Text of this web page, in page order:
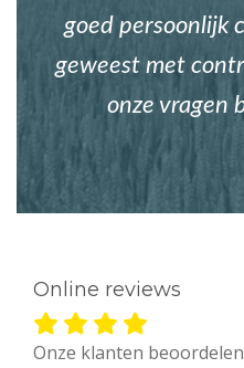
goed persoonlijk
geweest met
onze vragen
Online reviews
Onze klanten